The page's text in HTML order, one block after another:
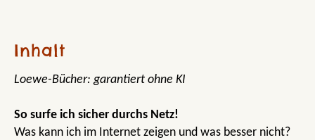
Inhalt
Loewe-Bücher: garantiert ohne KI
So surfe ich sicher durchs Netz!
Was kann ich im Internet zeigen und was besser nicht?